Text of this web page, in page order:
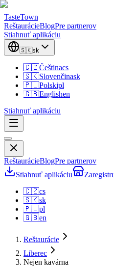
TasteTown
ReštaurácieBlogPre partnerov
Stiahnuť aplikáciu
🇸🇰sk
🇨🇿Češtinacs
🇸🇰Slovenčinask
🇵🇱Polskipl
🇬🇧Englishen
Stiahnuť aplikáciu
ReštaurácieBlogPre partnerov
Stiahnuť aplikáciu
🇨🇿cs
🇸🇰sk
🇵🇱pl
🇬🇧en
Reštaurácie
Liberec
Nejen kavárna